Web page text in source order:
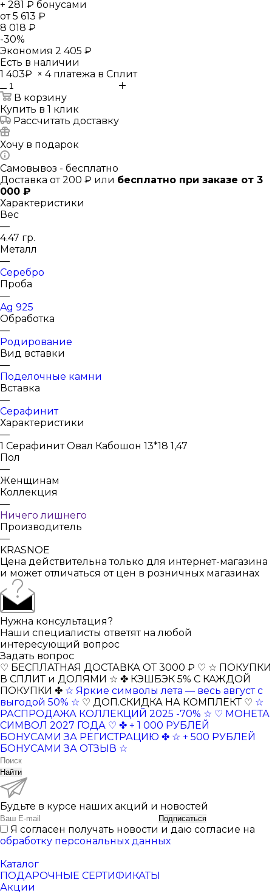
+ 281 ₽ бонусами
от5 613 ₽
8 018 ₽
-30%
Экономия 2 405 ₽
Есть в наличии
1 403₽ × 4 платежа в Сплит
В корзину
Купить в 1 клик
Рассчитать доставку
Хочу в подарок
Самовывоз - бесплатно
Доставка от 200 ₽ или бесплатно при заказе от 3
000 ₽
Характеристики
Вес
—
4.47 гр.
Металл
—
Серебро
Проба
—
Ag 925
Обработка
—
Родирование
Вид вставки
—
Поделочные камни
Вставка
—
Серафинит
Характеристики
—
1 Серафинит Овал Кабошон 13*18 1,47
Пол
—
Женщинам
Коллекция
—
Ничего лишнего
Производитель
—
KRASNOE
Цена действительна только для интернет-магазина
и может отличаться от цен в розничных магазинах
Нужна консультация?
Наши специалисты ответят на любой
интересующий вопрос
Задать вопрос
♡ БЕСПЛАТНАЯ ДОСТАВКА ОТ 3000 ₽ ♡ ☆ ПОКУПКИ
В СПЛИТ и ДОЛЯМИ ☆ ✤ КЭШБЭК 5% С КАЖДОЙ
ПОКУПКИ ✤ ☆ Яркие символы лета — весь август с
выгодой 50% ☆ ♡ ДОП.СКИДКА НА КОМПЛЕКТ ♡ ☆
РАСПРОДАЖА КОЛЛЕКЦИЙ 2025 -70% ☆ ♡ МОНЕТА
СИМВОЛ 2027 ГОДА ♡ ✤ + 1 000 РУБЛЕЙ
БОНУСАМИ ЗА РЕГИСТРАЦИЮ ✤ ☆ + 500 РУБЛЕЙ
БОНУСАМИ ЗА ОТЗЫВ ☆
Найти
Будьте в курсе наших акций и новостей
Подписаться
Я согласен получать новости и даю согласие на
обработку персональных данных
Каталог
ПОДАРОЧНЫЕ СЕРТИФИКАТЫ
Акции